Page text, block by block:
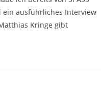
ein ausführliches Interview
Kringe gibt